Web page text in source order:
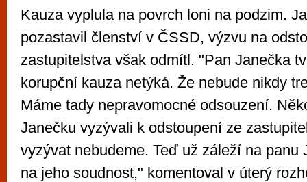
Kauza vyplula na povrch loni na podzim.
pozastavil členství v ČSSD, výzvu na
zastupitelstva však odmítl. "Pan Janečka
korupční kauza netýká. Že nebude nikdy
Máme tady nepravomocné odsouzení.
Janečku vyzývali k odstoupení ze
vyzývat nebudeme. Teď už záleží na panu
na jeho soudnost," komentoval v úterý